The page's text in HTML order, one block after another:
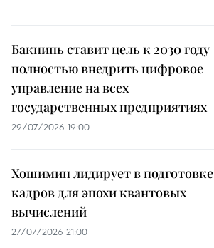
Бакнинь ставит цель к 2030 году
полностью внедрить цифровое
управление на всех
государственных предприятиях
29/07/2026 19:00
Хошимин лидирует в подготовке
кадров для эпохи квантовых
вычислений
27/07/2026 21:00